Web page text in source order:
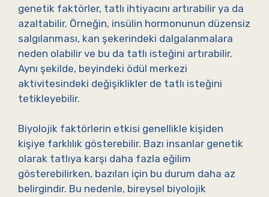
genetik faktörler, tatlı ihtiyacını artırabilir ya da
azaltabilir. Örneğin, insülin hormonunun düzensiz
salgılanması, kan şekerindeki dalgalanmalara
neden olabilir ve bu da tatlı isteğini artırabilir.
Aynı şekilde, beyindeki ödül merkezi
aktivitesindeki değişiklikler de tatlı isteğini
tetikleyebilir.
Biyolojik faktörlerin etkisi genellikle kişiden
kişiye farklılık gösterebilir. Bazı insanlar genetik
olarak tatlıya karşı daha fazla eğilim
gösterebilirken, bazıları için bu durum daha az
belirgindir. Bu nedenle, bireysel biyolojik